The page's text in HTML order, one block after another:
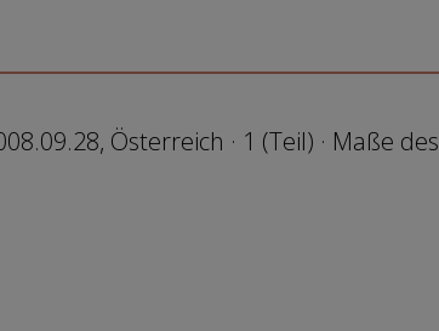
Österreich · 1 (Teil) · Maße des